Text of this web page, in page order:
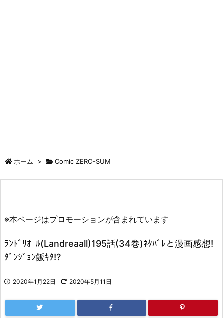
ホーム > Comic ZERO-SUM
※本ページはプロモーションが含まれています
ﾗﾝﾄﾞﾘｵｰﾙ(Landreaall)195話(34巻)ﾈﾀﾊﾞﾚと漫画感想!
ﾀﾞﾝｼﾞｮﾝ飯ｷﾀ!?
2020年1月22日 2020年5月11日